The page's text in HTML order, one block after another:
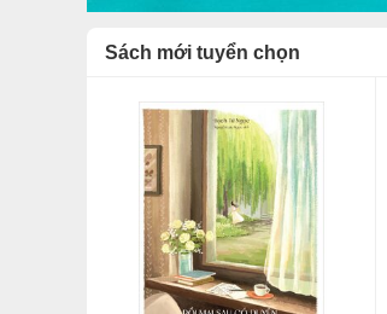
Sách mới tuyển chọn